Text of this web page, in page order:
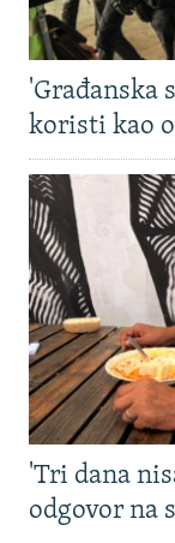
'Građanska
koristi kao
'Tri dana
odgovor na